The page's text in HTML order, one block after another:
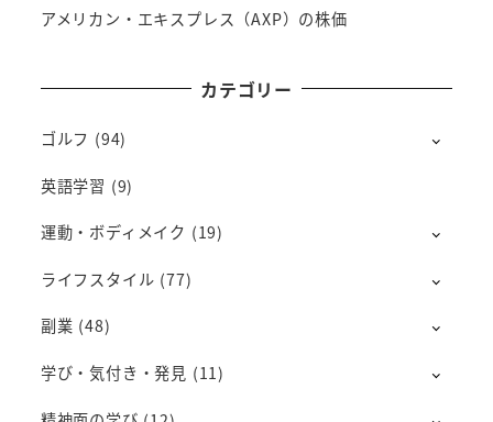
アメリカン・エキスプレス（AXP）の株価
カテゴリー
ゴルフ (94)
英語学習 (9)
運動・ボディメイク (19)
ライフスタイル (77)
副業 (48)
学び・気付き・発見 (11)